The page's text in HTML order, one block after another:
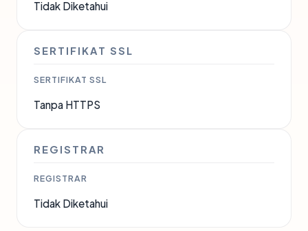
Tidak Diketahui
SERTIFIKAT SSL
SERTIFIKAT SSL
Tanpa HTTPS
REGISTRAR
REGISTRAR
Tidak Diketahui